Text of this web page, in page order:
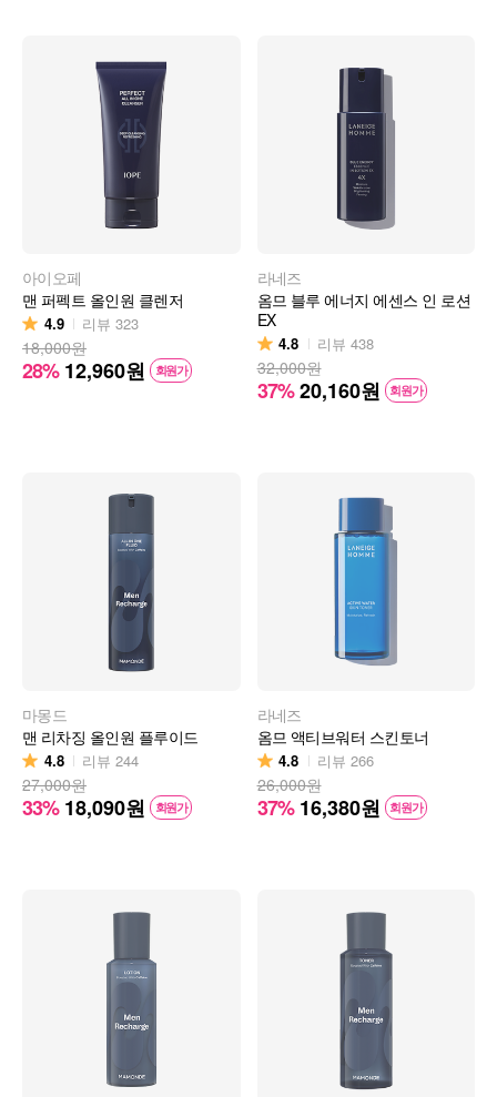
아이오페
맨 퍼펙트 올인원 클렌저
4.9 리뷰 323
18,000원
28% 12,960원 회원가
라네즈
옴므 블루 에너지 에센스 인 로션
EX
4.8 리뷰 438
32,000원
37%20,160원 회원가
마몽드
맨 리차징 올인원 플루이드
4.8 리뷰 244
27,000원
33% 18,090원 회원가
라네즈
옴므 액티브워터 스킨토너
4.8 리뷰 266
26,000원
37% 16,380원 회원가